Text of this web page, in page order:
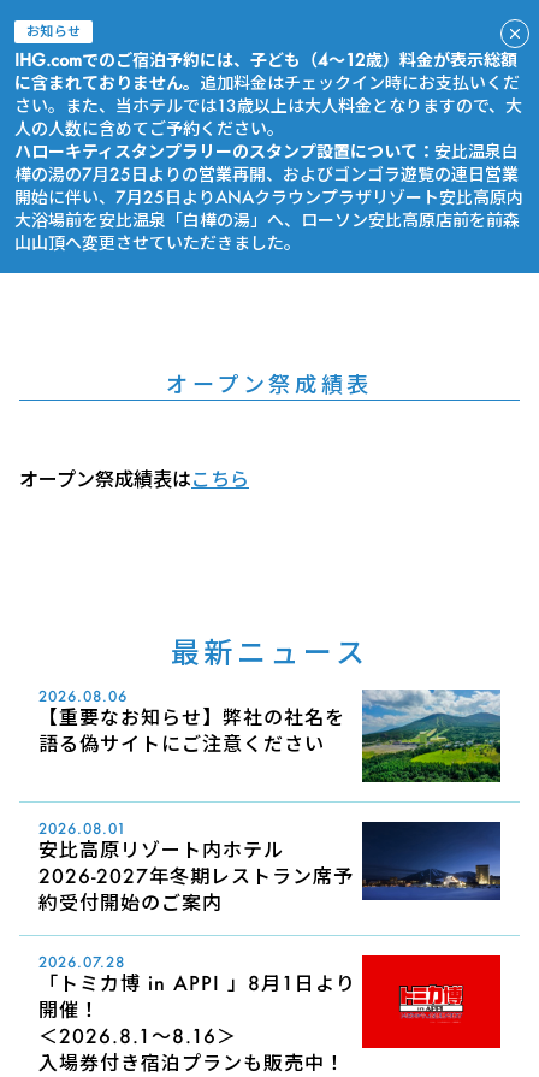
お知らせ
IHG.comでのご宿泊予約には、子ども（4～12歳）料金が表示総額
に含まれておりません。 追加料金はチェックイン時にお支払いくだ
さい。また、当ホテルでは13歳以上は大人料金となりますので、大
人の人数に含めてご予約ください。
ハローキティスタンプラリーのスタンプ設置について： 安比温泉白
樺の湯の7月25日よりの営業再開、およびゴンゴラ遊覧の連日営業
開始に伴い、7月25日よりANAクラウンプラザリゾート安比高原内
大浴場前を安比温泉「白樺の湯」へ、ローソン安比高原店前を前森
山山頂へ変更させていただきました。
オープン祭成績表
オープン祭成績表はこちら
最新ニュース
2026.08.06
【重要なお知らせ】弊社の社名を
語る偽サイトにご注意ください
2026.08.01
安比高原リゾート内ホテル
2026-2027年冬期レストラン席予
約受付開始のご案内
2026.07.28
「トミカ博 in APPI 」8月1日より
開催！
＜2026.8.1～8.16＞
入場券付き宿泊プランも販売中！